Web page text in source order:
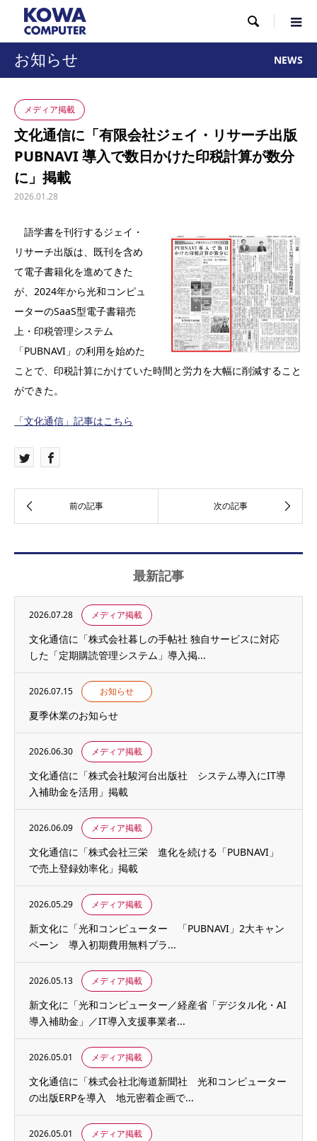

お知らせ NEWS
メディア掲載
文化通信に「有限会社ジェイ・リサーチ出版
PUBNAVI 導入で数日かけた印税計算が数分
に」掲載
2026.01.28
語学書を刊行するジェイ・
リサーチ出版は、既刊を含め
て電子書籍化を進めてきた
が、2024年から光和コンピュ
ーターのSaaS型電子書籍売
上・印税管理システム
「PUBNAVI」の利用を始めた
ことで、印税計算にかけていた時間と労力を大幅に削減すること
ができた。
「文化通信」記事はこちら
最新記事
2026.07.28 メディア掲載
文化通信に「株式会社暮しの手帖社 独自サービスに対応
した「定期購読管理システム」導入掲...
2026.07.15 お知らせ
夏季休業のお知らせ
2026.06.30 メディア掲載
文化通信に「株式会社駿河台出版社 システム導入にIT導
入補助金を活用」掲載
2026.06.09 メディア掲載
文化通信に「株式会社三栄 進化を続ける「PUBNAVI」
で売上登録効率化」掲載
2026.05.29 メディア掲載
新文化に「光和コンピューター 「PUBNAVI」2大キャン
ペーン 導入初期費用無料プラ...
2026.05.13 メディア掲載
新文化に「光和コンピューター／経産省「デジタル化・AI
導入補助金」／IT導入支援事業者...
2026.05.01 メディア掲載
文化通信に「株式会社北海道新聞社 光和コンピューター
の出版ERPを導入 地元密着企画で...
2026.05.01 メディア掲載